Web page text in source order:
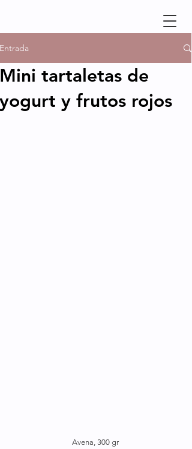
Entrada
Mini tartaletas de
yogurt y frutos rojos
Avena, 300 gr